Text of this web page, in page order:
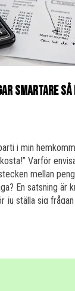
SMARTARE SÅ
i min
Varför
mellan
En satsning är
ju ställa sig frågan